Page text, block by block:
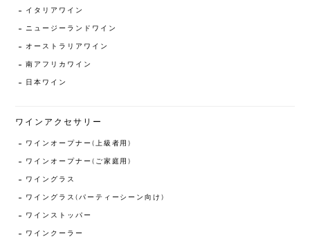
イタリアワイン
ニュージーランドワイン
オーストラリアワイン
南アフリカワイン
日本ワイン
ワインアクセサリー
ワインオープナー(上級者用)
ワインオープナー(ご家庭用)
ワイングラス
ワイングラス(パーティーシーン向け)
ワインストッパー
ワインクーラー